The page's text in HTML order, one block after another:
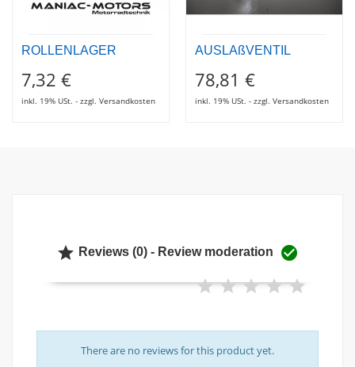
ROLLENLAGER
7,32 €
inkl. 19% USt. - zzgl. Versandkosten
AUSLAßVENTIL
78,81 €
inkl. 19% USt. - zzgl. Versandkosten
 Reviews (0) - Review moderation 
There are no reviews for this product yet.